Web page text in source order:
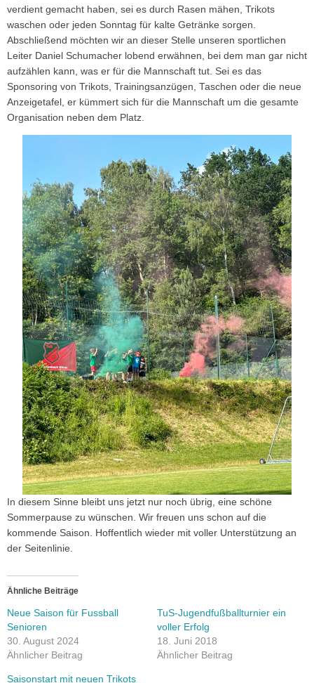
verdient gemacht haben, sei es durch Rasen mähen, Trikots
waschen oder jeden Sonntag für kalte Getränke sorgen.
Abschließend möchten wir an dieser Stelle unseren sportlichen
Leiter Daniel Schumacher lobend erwähnen, bei dem man gar nicht
aufzählen kann, was er für die Mannschaft tut. Sei es das
Sponsoring von Trikots, Trainingsanzügen, Taschen oder die neue
Anzeigetafel, er kümmert sich für die Mannschaft um die gesamte
Organisation neben dem Platz.
In diesem Sinne bleibt uns jetzt nur noch übrig, eine schöne
Sommerpause zu wünschen. Wir freuen uns schon auf die
kommende Saison. Hoffentlich wieder mit voller Unterstützung an
der Seitenlinie.
Ähnliche Beiträge
Neue Saison für Fussball
Senioren
30. August 2024
Ähnlicher Beitrag
TuS-Jugendfußballturnier ein
voller Erfolg
18. Juni 2018
Ähnlicher Beitrag
Saisonstart mit neuen Trikots